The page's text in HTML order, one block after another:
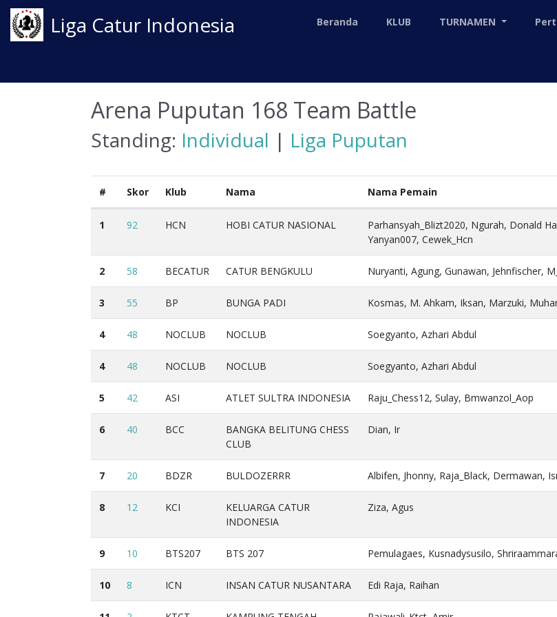
Liga Catur Indonesia Beranda KLUB TURNAMEN
Arena Puputan 168 Team Battle
Standing: Individual | Liga Puputan
# Skor Klub Nama Nama Pemain
1 92 HCN HOBI CATUR NASIONAL
Parhansyah_Blizt2020, Ngurah, Donald
Yanyan007, Cewek_Hcn
2 58 BECATUR CATUR BENGKULU Nuryanti, Agung, Gunawan, Jehnfischer,
3 55 BP BUNGA PADI Kosmas, M. Ahkam, Iksan, Marzuki,
4 48 NOCLUB NOCLUB Soegyanto, Azhari Abdul
4 48 NOCLUB NOCLUB Soegyanto, Azhari Abdul
5 42 ASI ATLET SULTRA INDONESIA Raju_Chess12, Sulay, Bmwanzol_Aop
6 40 BCC
BANGKA BELITUNG CHESS
CLUB
Dian, Ir
7 20 BDZR BULDOZERRR Albifen, Jhonny, Raja_Black, Dermawan,
8 12 KCI
KELUARGA CATUR
INDONESIA
Ziza, Agus
9 10 BTS207 BTS 207 Pemulagaes, Kusnadysusilo,
10 8 ICN INSAN CATUR NUSANTARA Edi Raja, Raihan